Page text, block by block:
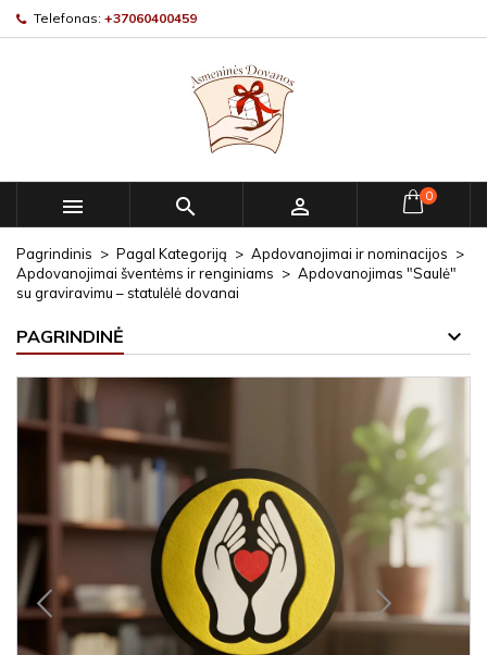
Telefonas: +37060400459
   0
Pagrindinis Pagal Kategoriją
Apdovanojimai ir nominacijos
Apdovanojimai šventėms ir renginiams
Apdovanojimas "Saulė"
su graviravimu – statulėlė dovanai
PAGRINDINĖ